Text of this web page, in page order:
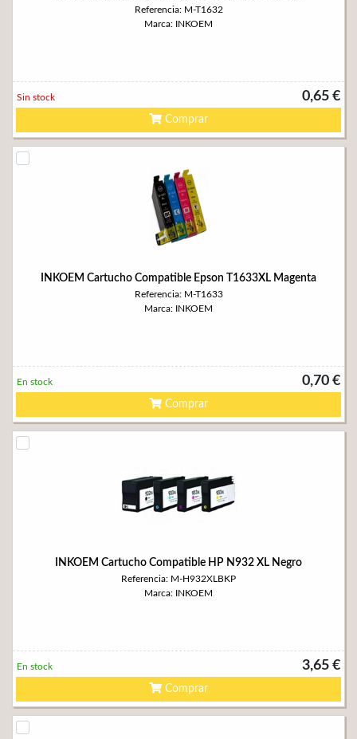
Referencia: M-T1632
Marca: INKOEM
0,65 €
Sin stock
Comprar
INKOEM Cartucho Compatible Epson T1633XL Magenta
Referencia: M-T1633
Marca: INKOEM
0,70 €
En stock
Comprar
INKOEM Cartucho Compatible HP N932 XL Negro
Referencia: M-H932XLBKP
Marca: INKOEM
3,65 €
En stock
Comprar